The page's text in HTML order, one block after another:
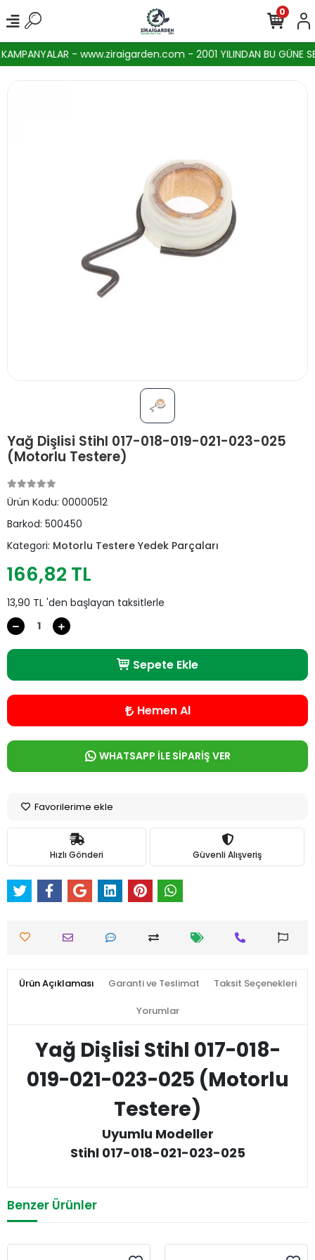
KAMPANYALAR - www.ziraigarden.com - 2001 YILINDAN BU GÜNE
0
Yağ Dişlisi Stihl 017-018-019-021-023-025
(Motorlu Testere)
Ürün Kodu: 00000512
Barkod: 500450
Kategori: Motorlu Testere Yedek Parçaları
166,82 TL
13,90 TL 'den başlayan taksitlerle
Sepete Ekle
Hemen Al
WHATSAPP İLE SİPARİŞ VER
Favorilerime ekle
Hızlı Gönderi Güvenli Alışveriş
Ürün Açıklaması Garanti ve Teslimat Taksit Seçenekleri
Yorumlar
Yağ Dişlisi Stihl 017-018-
019-021-023-025 (Motorlu
Testere)
Uyumlu Modeller
Stihl 017-018-021-023-025
Benzer Ürünler